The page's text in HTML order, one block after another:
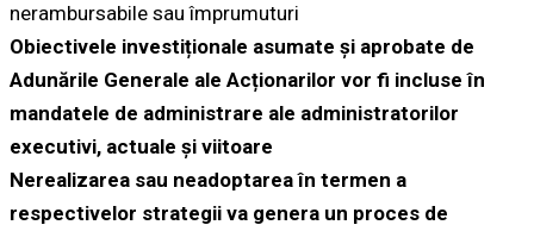
nerambursabile sau împrumuturi
Obiectivele investiționale asumate și aprobate de
Adunările Generale ale Acționarilor vor fi incluse în
mandatele de administrare ale administratorilor
executivi, actuale și viitoare
Nerealizarea sau neadoptarea în termen a
respectivelor strategii va genera un proces de